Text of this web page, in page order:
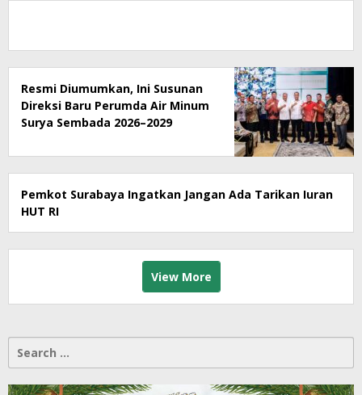
Resmi Diumumkan, Ini Susunan
Direksi Baru Perumda Air Minum
Surya Sembada 2026–2029
Pemkot Surabaya Ingatkan Jangan Ada Tarikan Iuran
HUT RI
View More
Search